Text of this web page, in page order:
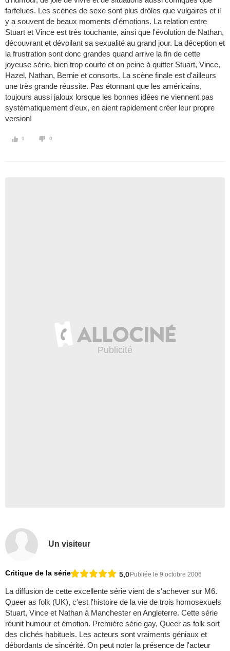
farfelues. Les scènes de sexe sont plus drôles que vulgaires et il
y a souvent de beaux moments d'émotions. La relation entre
Stuart et Vince est très touchante, ainsi que l'évolution de Nathan,
découvrant et dévoilant sa sexualité au grand jour. La déception et
la frustration sont donc grandes quand arrive la fin de cette
joyeuse série, bien trop courte et on peine à quitter Stuart, Vince,
Hazel, Nathan, Bernie et consorts. La scène finale est d'ailleurs
une très grande réussite. Pas étonnant que les américains,
toujours aussi jaloux lorsque les bonnes idées ne viennent pas
systématiquement d'eux, en aient rapidement créer leur propre
version!
1 0
Un visiteur
Critique de la série 5,0Publiée le 9 octobre 2006
La diffusion de cette excellente série vient de s'achever sur M6.
Queer as folk (UK), c'est l'histoire de la vie de trois homosexuels
Stuart, Vince et Nathan à Manchester en Angleterre. Cette série
réunit humour et émotion. Première série gay, Queer as folk sort
des clichés habituels. Les acteurs sont vraiments géniaux et
débordants de sincérité. On peut noter la présence de l'acteur